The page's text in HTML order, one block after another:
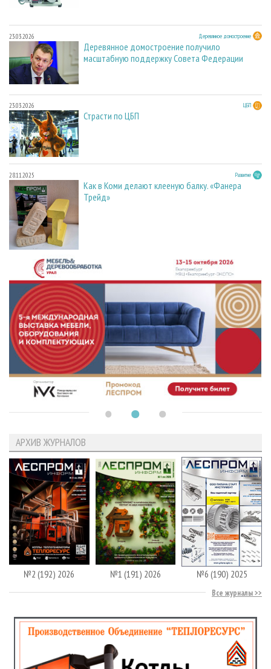
23.03.2026 Деревянное домостроение
Деревянное домостроение получило
масштабную поддержку Совета Федерации
23.03.2026 ЦБП
Страсти по ЦБП
28.11.2025 Развитие
Как в Коми делают клееную балку. «Фанера
Трейд»
АРХИВ ЖУРНАЛОВ
№2 (192) 2026 №1 (191) 2026 №6 (190) 2025
Все журналы